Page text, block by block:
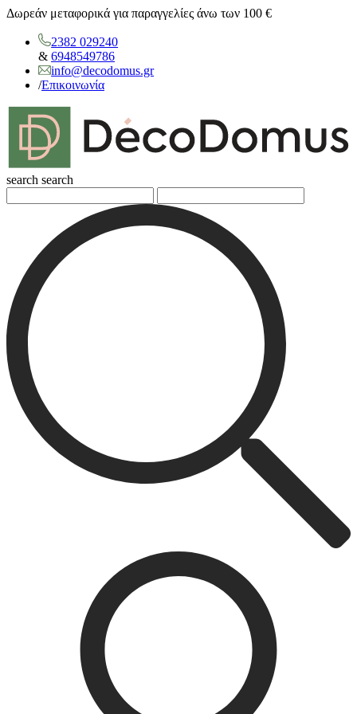
Δωρεάν μεταφορικά για παραγγελίες άνω των 100 €
2382 029240
& 6948549786
info@decodomus.gr
/Επικοινωνία
search search